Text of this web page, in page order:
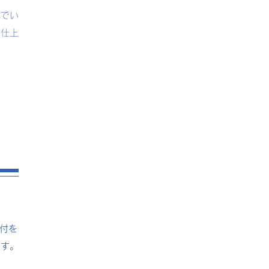
い
上
を
。